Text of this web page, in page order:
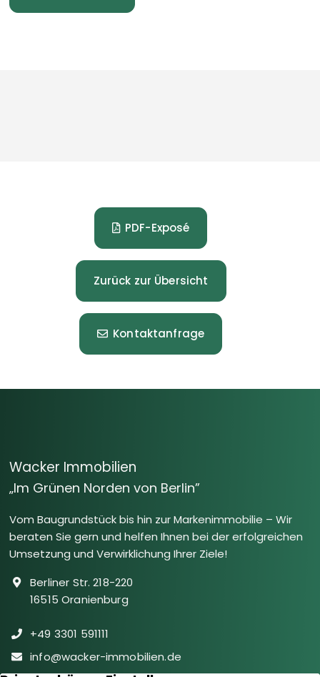
PDF-Exposé
Zurück zur Übersicht
Kontaktanfrage
Wacker Immobilien
„Im Grünen Norden von Berlin”
Vom Baugrundstück bis hin zur Markenimmobilie – Wir
beraten Sie gern und helfen Ihnen bei der erfolgreichen
Umsetzung und Verwirklichung Ihrer Ziele!
Berliner Str. 218-220
16515 Oranienburg
+49 3301 591111
info@wacker-immobilien.de